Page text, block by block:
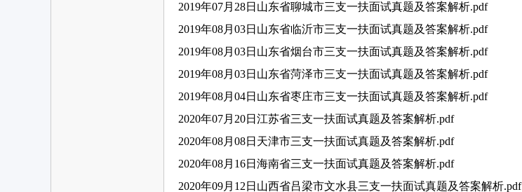
2019年07月28日山东省聊城市三支一扶面试真题及答案解析.pdf
2019年08月03日山东省临沂市三支一扶面试真题及答案解析.pdf
2019年08月03日山东省烟台市三支一扶面试真题及答案解析.pdf
2019年08月03日山东省菏泽市三支一扶面试真题及答案解析.pdf
2019年08月04日山东省枣庄市三支一扶面试真题及答案解析.pdf
2020年07月20日江苏省三支一扶面试真题及答案解析.pdf
2020年08月08日天津市三支一扶面试真题及答案解析.pdf
2020年08月16日海南省三支一扶面试真题及答案解析.pdf
2020年09月12日山西省吕梁市文水县三支一扶面试真题及答案解析.pdf